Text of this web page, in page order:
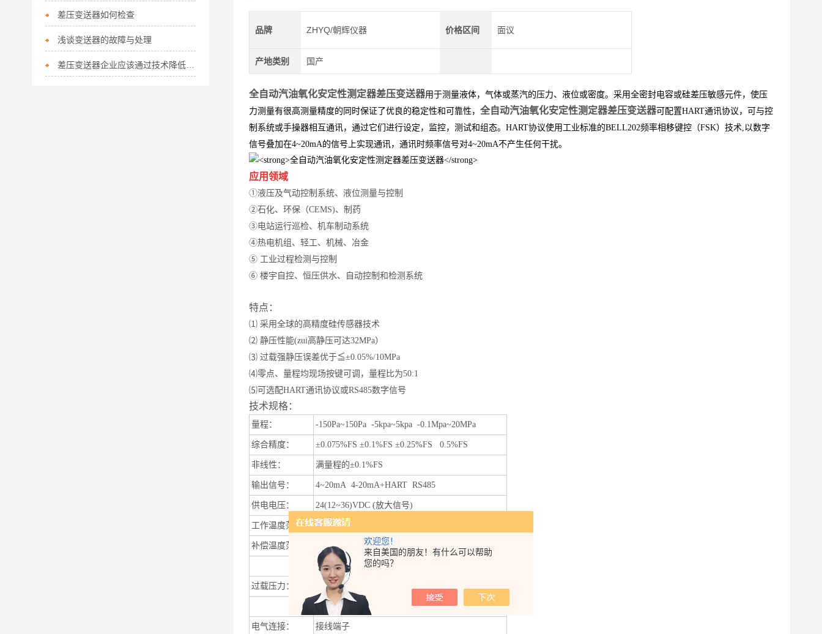
欢迎您！
来自美国的朋友！有什么可以帮助
您的吗？
品牌 ZHYQ/朝辉仪器 价格区间 面议
产地类别 国产
全自动汽油氧化安定性测定器差压变送器用于测量液体，气体或蒸汽的压力、液位或密度。采用全密封电容或硅差压敏感元件，使压
力测量有很高测量精度的同时保证了优良的稳定性和可靠性， 全自动汽油氧化安定性测定器差压变送器可配置HART通讯协议，可与控
制系统或手操器相互通讯，通过它们进行设定，监控，测试和组态。HART协议使用工业标准的BELL202频率相移键控（FSK）技术,以数字
信号叠加在4~20mA的信号上实现通讯，通讯时频率信号对4~20mA不产生任何干扰。
应用领域
①液压及气动控制系统、液位测量与控制
②石化、环保（CEMS)、制药
③电站运行巡检、机车制动系统
④热电机组、轻工、机械、冶金
⑤ 工业过程检测与控制
⑥ 楼宇自控、恒压供水、自动控制和检测系统
特点：
⑴ 采用全球的高精度硅传感器技术
⑵ 静压性能(zui高静压可达32MPa）
⑶ 过载强静压误差优于≦±0.05%/10MPa
⑷零点、量程均现场按键可调，量程比为50:1
⑸可选配HART通讯协议或RS485数字信号
技术规格：
量程： -150Pa~150Pa -5kpa~5kpa -0.1Mpa~20MPa
综合精度： ±0.075%FS ±0.1%FS ±0.25%FS 0.5%FS
非线性： 满量程的±0.1%FS
输出信号： 4~20mA 4-20mA+HART RS485
供电电压： 24(12~36)VDC (放大信号)
工作温度范围： -20~85℃
补偿温度范围： 0~50℃ -20~80℃
＜±0.02%FS/℃
过载压力： 1.5倍额定压力
IP65 IP67
电气连接： 接线端子
差压变送器如何检查
浅谈变送器的故障与处理
差压变送器企业应该通过技术降低成本而不是质量